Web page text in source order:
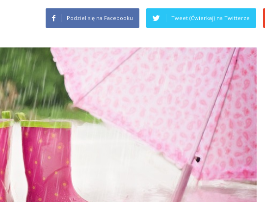
Podziel się na Facebooku Tweet (Ćwierkaj) na Twitterze